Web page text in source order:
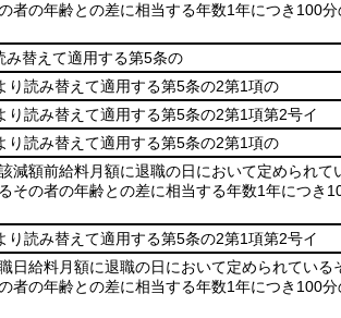
者の年齢との差に相当する年数1年につき100
替えて適用する第5条の
り読み替えて適用する第5条の2第1項の
り読み替えて適用する第5条の2第1項第2号イ
り読み替えて適用する第5条の2第1項の
減額前給料月額に退職の日において定められて
その者の年齢との差に相当する年数1年につき
り読み替えて適用する第5条の2第1項第2号イ
日給料月額に退職の日において定められている
者の年齢との差に相当する年数1年につき100